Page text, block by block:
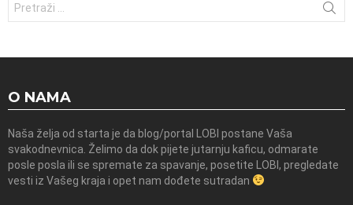
O NAMA
Naša želja od starta je da blog/portal LOBI postane Vaša
svakodnevnica. Želimo da dok pijete jutarnju kaficu, odmarate
posle posla ili se spremate za spavanje, posetite LOBI, pregledate
vesti iz Vašeg kraja i opet nam dođete sutradan